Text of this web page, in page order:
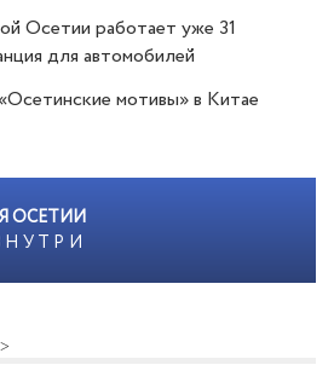
Осетии работает уже 31
для автомобилей
«Осетинские мотивы» в Китае
ОСЕТИИ